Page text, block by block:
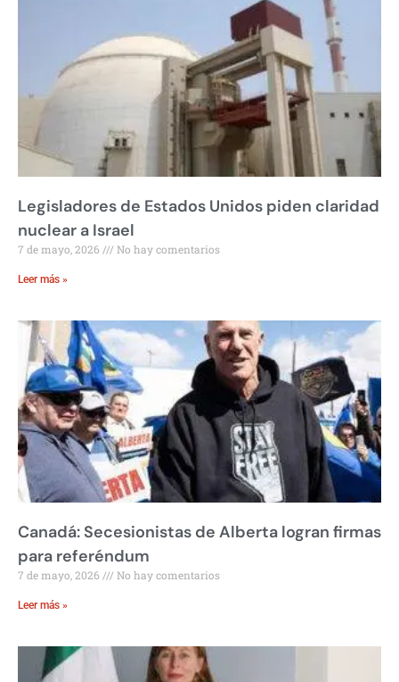
Legisladores de Estados Unidos piden claridad
nuclear a Israel
7 de mayo, 2026 No hay comentarios
Leer más »
Canadá: Secesionistas de Alberta logran firmas
para referéndum
7 de mayo, 2026 No hay comentarios
Leer más »